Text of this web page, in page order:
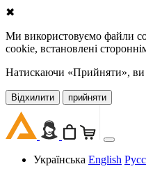
✖
Ми використовуємо файли
cookie, встановлені
Натискаючи «Прийняти», ви
Відхилити прийняти
Українська English